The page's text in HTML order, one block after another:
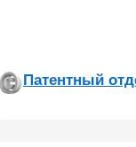
Патентный